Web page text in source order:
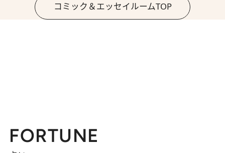
コミック＆エッセイルームTOP
FORTUNE